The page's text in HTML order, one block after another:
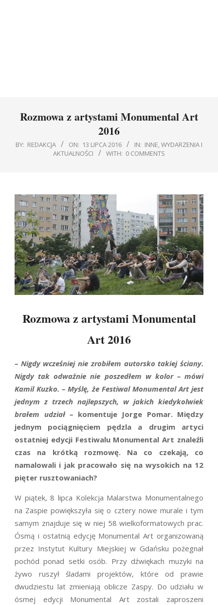
Rozmowa z artystami Monumental Art
2016
BY: REDAKCJA ON: 13 LIPCA 2016 IN: INNE,WYDARZENIA I
AKTUALNOŚCI
WITH: 0 COMMENTS
Rozmowa z artystami Monumental
Art 2016
– Nigdy wcześniej nie zrobiłem autorsko takiej ściany.
Nigdy tak odważnie nie poszedłem w kolor – mówi
Kamil Kuzko. – Myślę, że Festiwal Monumental Art jest
jednym z trzech najlepszych, w jakich kiedykolwiek
brałem udział– komentuje Jorge Pomar. Między
jednym pociągnięciem pędzla a drugim artyci
ostatniej edycji Festiwalu Monumental Art znaleźli
czas na krótką rozmowę. Na co czekają, co
namalowali i jak pracowało się na wysokich na 12
pięter rusztowaniach?
W piątek, 8 lipca Kolekcja Malarstwa Monumentalnego
na Zaspie powiększyła się o cztery nowe murale i tym
samym znajduje się w niej 58 wielkoformatowych prac.
Ósmą i ostatnią edycję Monumental Art organizowaną
przez Instytut Kultury Miejskiej w Gdańsku pożegnał
pochód ponad setki osób. Przy dźwiękach muzyki na
żywo ruszył śladami projektów, które od prawie
dwudziestu lat zmieniają oblicze Zaspy. Do udziału w
ósmej edycji Monumental Art zostali zaproszeni